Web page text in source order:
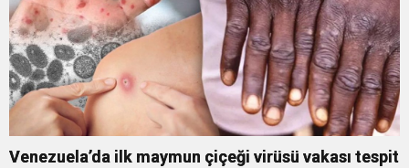
Venezuela’da ilk maymun çiçeği virüsü vakası tespit